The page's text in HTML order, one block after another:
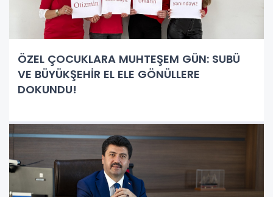
ÖZEL ÇOCUKLARA MUHTEŞEM GÜN: SUBÜ
VE BÜYÜKŞEHİR EL ELE GÖNÜLLERE
DOKUNDU!